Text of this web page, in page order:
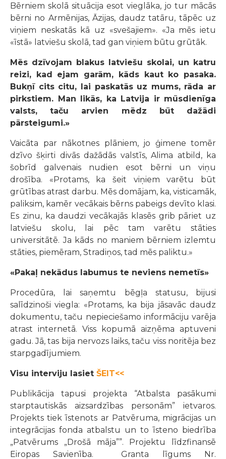
Bērniem skolā situācija esot vieglāka, jo tur mācās
bērni no Armēnijas, Āzijas, daudz tatāru, tāpēc uz
viņiem neskatās kā uz «svešajiem». «Ja mēs ietu
«īstā» latviešu skolā, tad gan viņiem būtu grūtāk.
Mēs dzīvojam blakus latviešu skolai, un katru
reizi, kad ejam garām, kāds kaut ko pasaka.
Bukņī cits citu, lai paskatās uz mums, rāda ar
pirkstiem. Man likās, ka Latvija ir mūsdienīga
valsts, taču arvien mēdz būt dažādi
pārsteigumi.»
Vaicāta par nākotnes plāniem, jo ģimene tomēr
dzīvo šķirti divās dažādās valstīs, Alima atbild, ka
šobrīd galvenais nudien esot bērni un viņu
drošība. «Protams, ka šeit viņiem varētu būt
grūtības atrast darbu. Mēs domājam, ka, visticamāk,
paliksim, kamēr vecākais bērns pabeigs devīto klasi.
Es zinu, ka daudzi vecākajās klasēs grib pāriet uz
latviešu skolu, lai pēc tam varētu stāties
universitātē. Ja kāds no maniem bērniem izlemtu
stāties, piemēram, Stradiņos, tad mēs paliktu.»
«Pakaļ nekādus labumus te neviens nemetīs»
Procedūra, lai saņemtu bēgļa statusu, bijusi
salīdzinoši viegla: «Protams, ka bija jāsavāc daudz
dokumentu, taču nepieciešamo informāciju varēja
atrast internetā. Viss kopumā aizņēma aptuveni
gadu. Jā, tas bija nervozs laiks, taču viss noritēja bez
starpgadījumiem.
Visu interviju lasiet ŠEIT<<
Publikācija tapusi projekta “Atbalsta pasākumi
starptautiskās aizsardzības personām” ietvaros.
Projekts tiek īstenots ar Patvēruma, migrācijas un
integrācijas fonda atbalstu un to īsteno biedrība
„Patvērums „Drošā māja””. Projektu līdzfinansē
Eiropas Savienība. Granta līgums Nr.